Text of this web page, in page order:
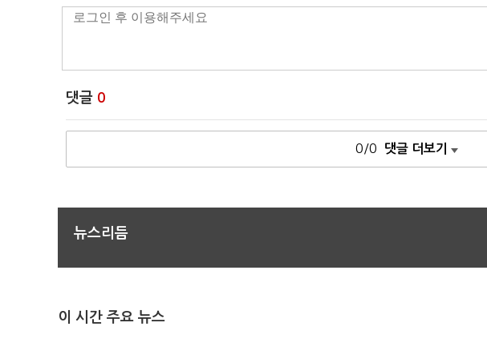
댓글 0
0/0 댓글 더보기
뉴스리듬
이 시간 주요 뉴스